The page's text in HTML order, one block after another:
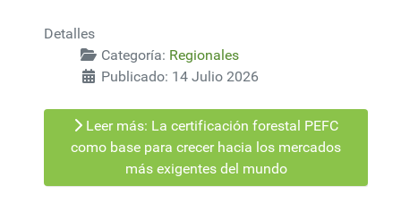
Detalles
Categoría: Regionales
Publicado: 14 Julio 2026
Leer más: La certificación forestal PEFC
como base para crecer hacia los mercados
más exigentes del mundo